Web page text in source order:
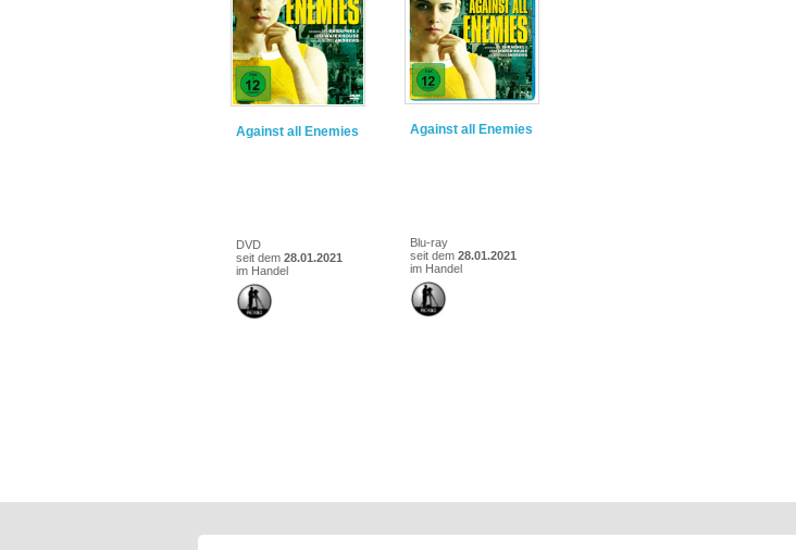
Against all Enemies
DVD
seit dem 28.01.2021
im Handel
Against all Enemies
Blu-ray
seit dem 28.01.2021
im Handel